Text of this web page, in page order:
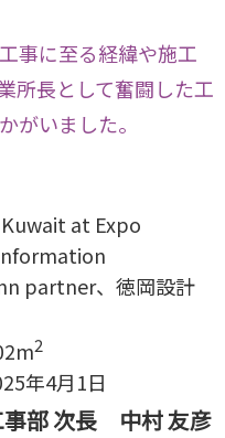
事に至る経緯や施工
所長として奮闘した工
がいました。
at Expo
partner、徳岡設計
2
年4月1日
事部 次長 中村 友彦